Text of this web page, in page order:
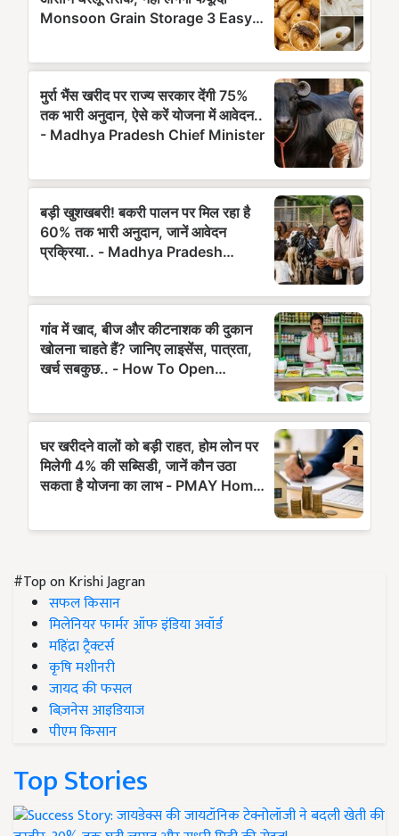
#Top on Krishi Jagran
सफल किसान
मिलेनियर फार्मर ऑफ इंडिया अवॉर्ड
महिंद्रा ट्रैक्टर्स
कृषि मशीनरी
जायद की फसल
बिज़नेस आइडियाज
पीएम किसान
Top Stories